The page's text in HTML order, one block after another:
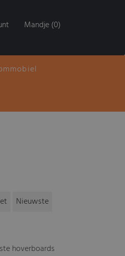
Mandje (0)
Nieuwste
hoverboards